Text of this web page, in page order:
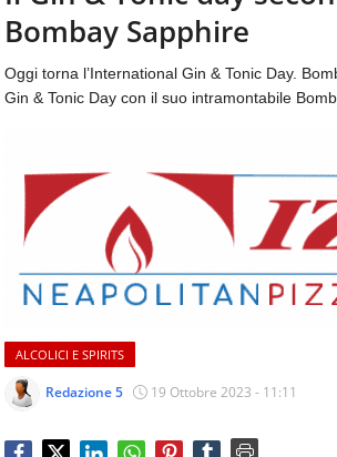
aggiornamenti
quotidiani
temi
come
food
&
beverage,
catering
e
articoli
sul
mondo
dell'alimentazione,
dei
CONTATTI
Bombay Sapphire
Oggi torna l’International Gin & Tonic Day.
Gin & Tonic Day con il suo intramontabile
ALCOLICI E SPIRITS
Redazione 5 19 Ottobre 2023 - 11:11